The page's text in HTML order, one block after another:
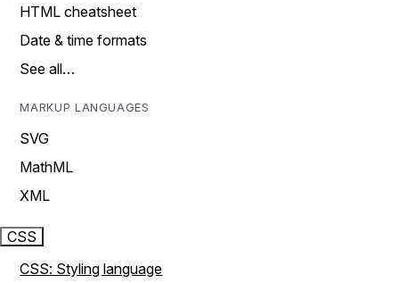
HTML cheatsheet
Date & time formats
See all…
MARKUP LANGUAGES
SVG
MathML
XML
CSS
CSS: Styling language